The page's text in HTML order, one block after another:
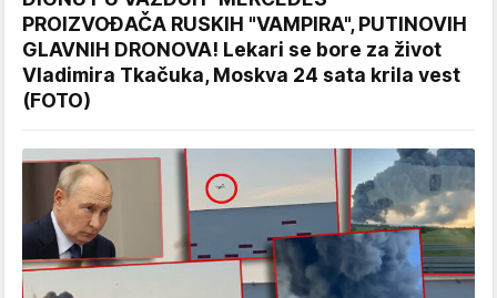
PROIZVOĐAČA RUSKIH "VAMPIRA", PUTINOVIH
GLAVNIH DRONOVA! Lekari se bore za život
Vladimira Tkačuka, Moskva 24 sata krila vest
(FOTO)